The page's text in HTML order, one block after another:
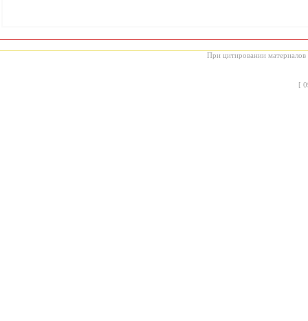
При цитировании материалов
[